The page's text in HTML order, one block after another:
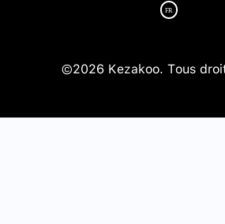
©2026 Kezakoo. Tous